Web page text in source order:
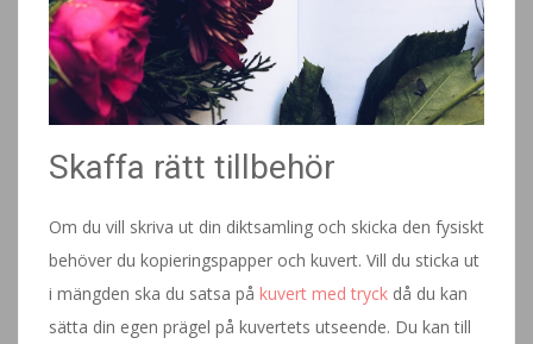
Skaffa rätt tillbehör
Om du vill skriva ut din diktsamling och skicka den fysiskt
behöver du kopieringspapper och kuvert. Vill du sticka ut
i mängden ska du satsa på kuvert med tryck då du kan
sätta din egen prägel på kuvertets utseende. Du kan till